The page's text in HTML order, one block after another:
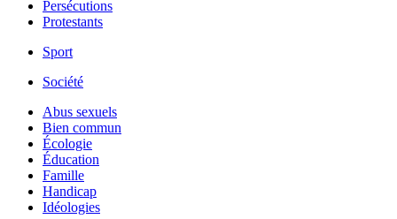
Persécutions
Protestants
Sport
Société
Abus sexuels
Bien commun
Écologie
Éducation
Famille
Handicap
Idéologies